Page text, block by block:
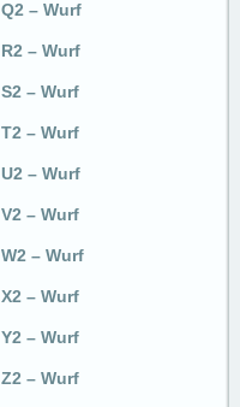
Q2 – Wurf
R2 – Wurf
S2 – Wurf
T2 – Wurf
U2 – Wurf
V2 – Wurf
W2 – Wurf
X2 – Wurf
Y2 – Wurf
Z2 – Wurf